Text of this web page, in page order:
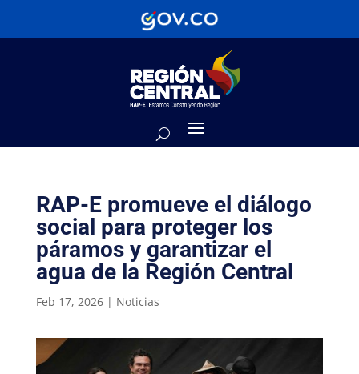
RAP-E promueve el diálogo
social para proteger los
páramos y garantizar el
agua de la Región Central
Feb 17, 2026| Noticias